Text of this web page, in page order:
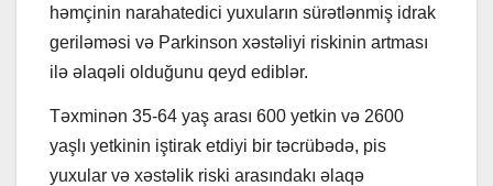
həmçinin narahatedici yuxuların sürətlənmiş idrak
geriləməsi və Parkinson xəstəliyi riskinin artması
ilə əlaqəli olduğunu qeyd ediblər.
Təxminən 35-64 yaş arası 600 yetkin və 2600
yaşlı yetkinin iştirak etdiyi bir təcrübədə, pis
yuxular və xəstəlik riski arasındakı əlaqə